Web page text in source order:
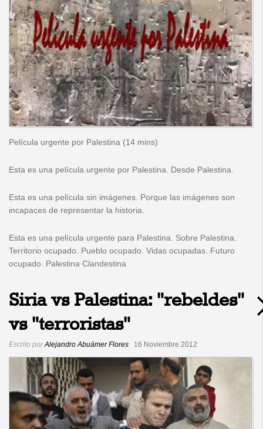
Película urgente por Palestina (14 mins)
Esta es una película urgente por Palestina. Desde Palestina.
Esta es una película sin imágenes. Porque las imágenes son
incapaces de representar la historia.
Esta es una película urgente para Palestina. Sobre Palestina.
Territorio ocupado. Pueblo ocupado. Vidas ocupadas. Futuro
ocupado. Palestina Clandestina
Siria vs Palestina: "rebeldes"
vs "terroristas"
Escrito porAlejandro Abuámer Flores 16 Noviembre 2012